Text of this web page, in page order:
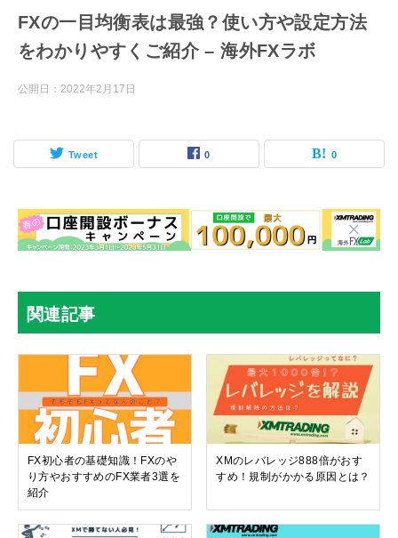
FXの一目均衡表は最強？使い方や設定方法
をわかりやすくご紹介 – 海外FXラボ
公開日： 2022年2月17日
Tweet 0 0
関連記事
FX初心者の基礎知識！FXのや
り方やおすすめのFX業者3選を
紹介
XMのレバレッジ888倍がおす
すめ！規制がかかる原因とは？